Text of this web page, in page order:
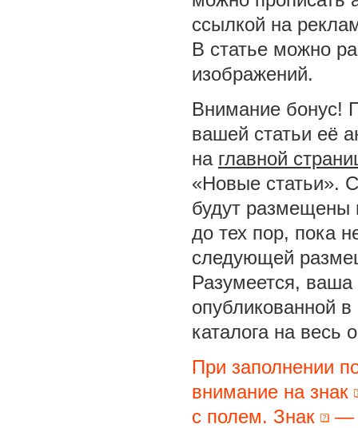
ссылкой на
В статье можно
изображений.
Внимание бонус!
вашей статьи её
на главной
«Новые статьи».
будут размещены
до тех пор, пока
следующей
Разумеется, ваша
опубликованной
каталога на весь
При заполнении
внимание на знак
с полем. Знак
—